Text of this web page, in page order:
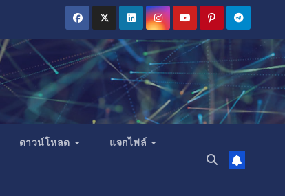
ดาวน์โหลด แจกไฟล์